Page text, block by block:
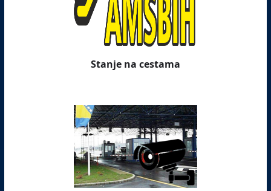
Stanje na cestama